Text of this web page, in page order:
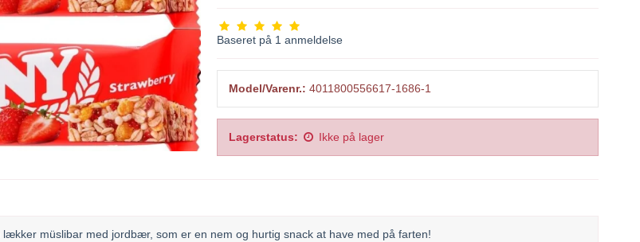
Baseret på 1 anmeldelse
Model/Varenr.: 4011800556617-1686-1
Lagerstatus: Ikke på lager
müslibar med jordbær, som er en nem og hurtig snack at have med på farten!